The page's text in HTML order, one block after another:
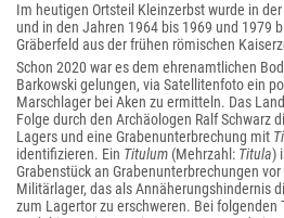
Im heutigen Ortsteil Kleinzerbst wurde in
und in den Jahren 1964 bis 1969 und 1979
Gräberfeld aus der frühen römischen
Schon 2020 war es dem ehrenamtlichen
Barkowski gelungen, via Satellitenfoto ein
Marschlager bei Aken zu ermitteln. Das
Folge durch den Archäologen Ralf Schwarz
Lagers und eine Grabenunterbrechung mit
identifizieren. Ein Titulum (Mehrzahl: Titula)
Grabenstück an Grabenunterbrechungen
Militärlager, das als Annäherungshindernis
zum Lagertor zu erschweren. Bei folgenden